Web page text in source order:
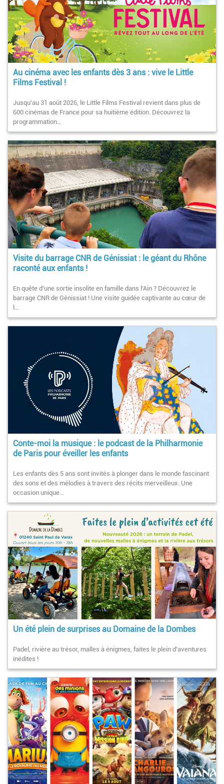
Au cinéma avec les enfants dès 3 ans : vive le Little
Films Festival !
Jusqu'au 31 août 2026, le Little Films Festival revient dans plus de
600 cinémas de France pour sa huitième édition. Découvrez la
programmation…
Visite du barrage CNR de Génissiat : le géant du Rhône
raconté aux enfants !
En quête d'une sortie insolite en famille dans l'Ain ? Découvrez le
barrage CNR de Génissiat ! Une visite guidée captivante au cœur de
l…
Conte-moi la musique : le podcast de la Philharmonie
de Paris pour éveiller les enfants
Les enfants dès 5 ans sont invités à plonger dans le monde fascinant
des sons et des mélodies à travers des récits merveilleux. Une
occasion unique…
Un été plein de surprises au Domaine de la Dombes
Padel, rivière au trésor, malles à énigmes, faites le plein d'aventures
inédites !